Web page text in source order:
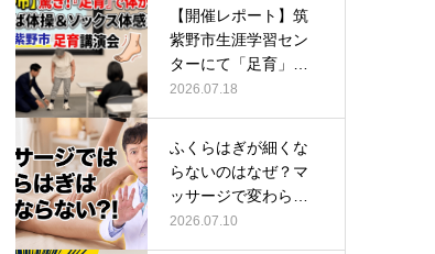
【開催レポート】筑
紫野市生涯学習セン
ターにて「足育」講
演会に登壇し…
2026.07.18
ふくらはぎが細くな
らないのはなぜ？マ
ッサージで変わらな
い根本原因
2026.07.10